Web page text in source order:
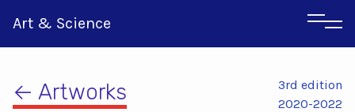
Art & Science
← Artworks
3rd edition
2020-2022